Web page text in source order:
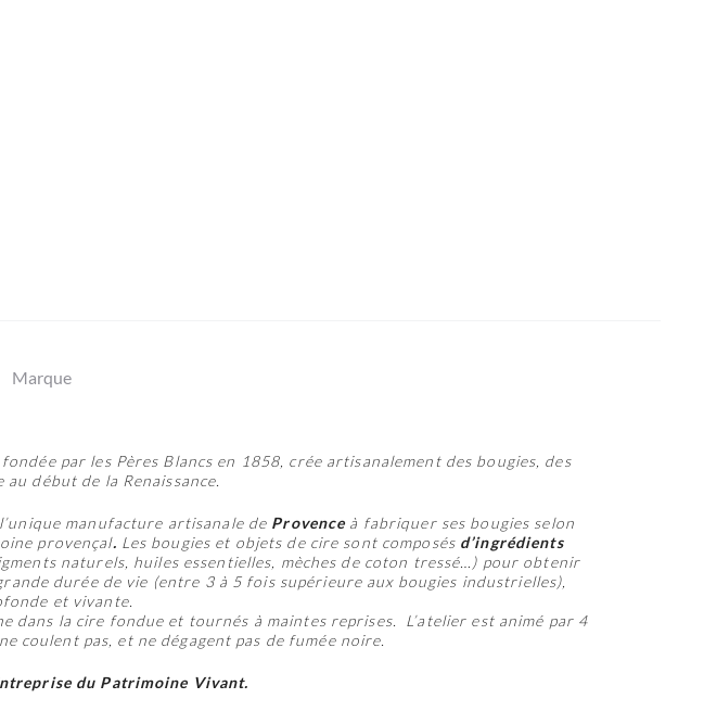
Marque
par les Pères Blancs en 1858, crée artisanalement des bougies, des
début de la Renaissance.
manufacture artisanale de Provence à fabriquer ses bougies selon
provençal. Les bougies et objets de cire sont composés d’ingrédients
naturels, huiles essentielles, mèches de coton tressé…) pour obtenir
durée de vie (entre 3 à 5 fois supérieure aux bougies industrielles),
et vivante.
dans la cire fondue et tournés à maintes reprises. L’atelier est animé par 4
coulent pas, et ne dégagent pas de fumée noire.
du Patrimoine Vivant.